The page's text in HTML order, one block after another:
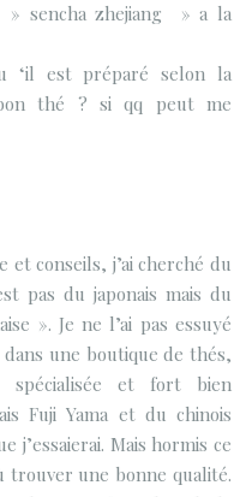
sencha zhejiang » a la
‘il est préparé selon la
thé ? si qq peut me
conseils, j’ai cherché du
pas du japonais mais du
». Je ne l’ai pas essuyé
une boutique de thés,
spécialisée et fort bien
Fuji Yama et du chinois
j’essaierai. Mais hormis ce
trouver une bonne qualité.